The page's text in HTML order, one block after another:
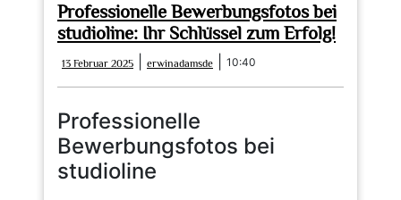
Professionelle Bewerbungsfotos bei
studioline: Ihr Schlüssel zum Erfolg!
13 Februar 2025
Februar
2025
erwinadamsde erwinadamsde
10:40
Professionelle
Bewerbungsfotos bei
studioline